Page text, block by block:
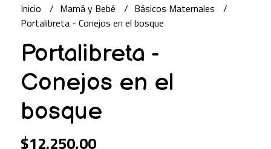
Inicio Mamá y Bebé
Básicos Maternales
Portalibreta - Conejos en el bosque
Portalibreta -
Conejos en el
bosque
$12.250,00